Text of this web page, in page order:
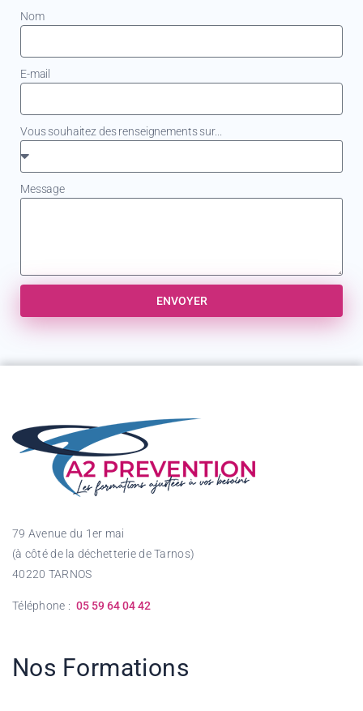
Nom
E-mail
Vous souhaitez des renseignements sur...
Message
ENVOYER
79 Avenue du 1er mai
(à côté de la déchetterie de Tarnos)
40220 TARNOS
Téléphone : 05 59 64 04 42
Nos Formations